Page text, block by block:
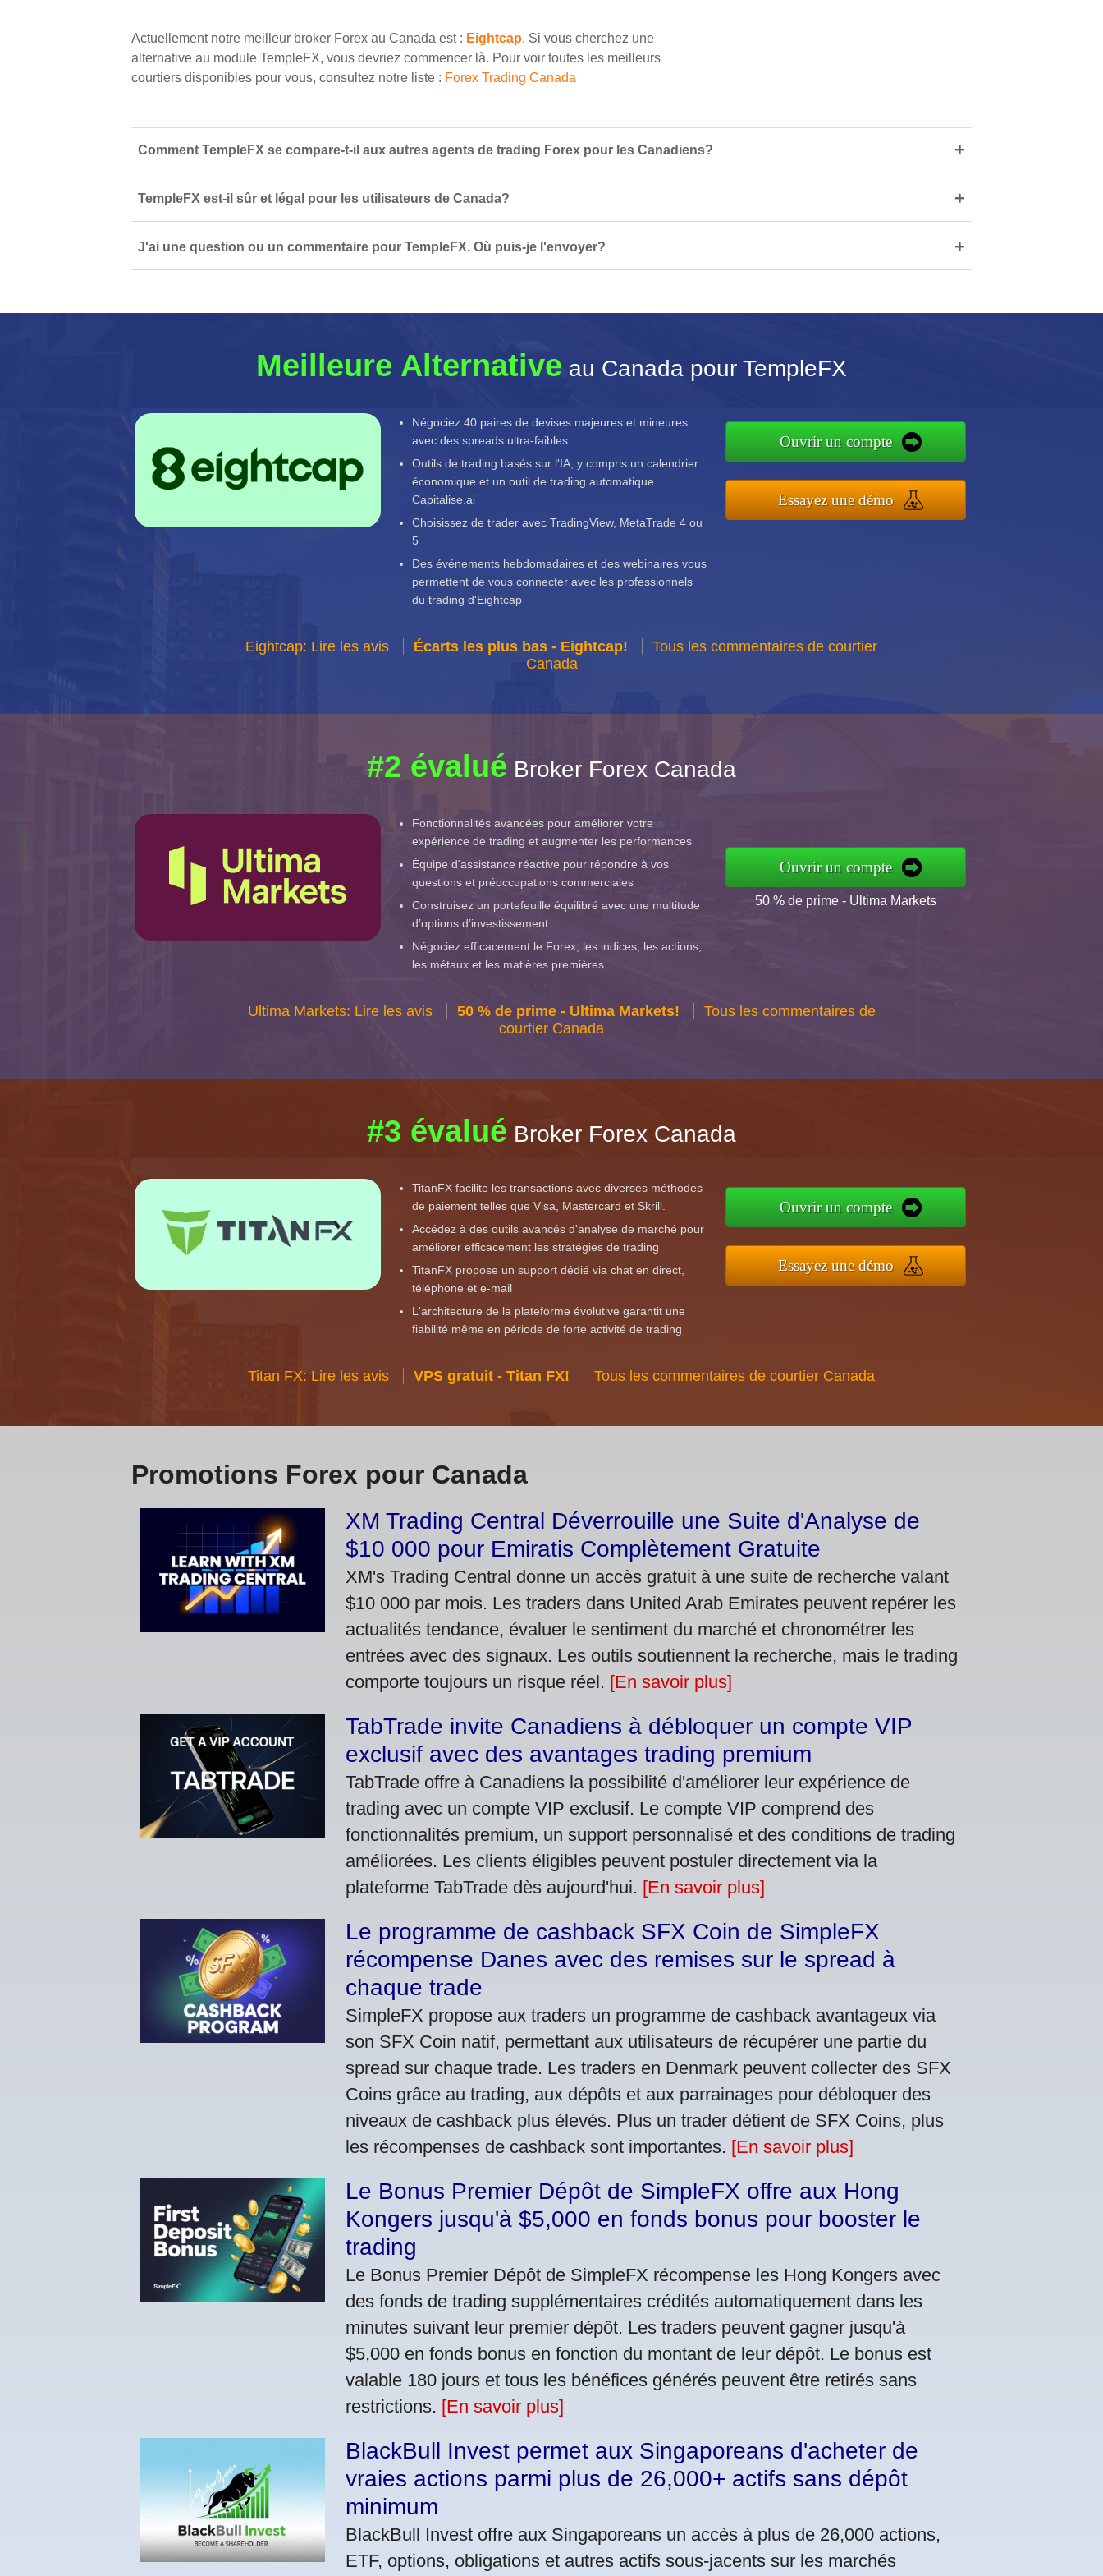
Actuellement notre meilleur broker Forex au Canada est : Eightcap. Si vous cherchez une
alternative au module TempleFX, vous devriez commencer là. Pour voir toutes les meilleurs
courtiers disponibles pour vous, consultez notre liste : Forex Trading Canada
Comment TempleFX se compare-t-il aux autres agents de trading Forex pour les Canadiens? +
TempleFX est-il sûr et légal pour les utilisateurs de Canada? +
J'ai une question ou un commentaire pour TempleFX. Où puis-je l'envoyer? +
Meilleure Alternative au Canada pour TempleFX
Négociez 40 paires de devises majeures et mineures
avec des spreads ultra-faibles
Outils de trading basés sur l'IA, y compris un calendrier
économique et un outil de trading automatique
Capitalise.ai
Choisissez de trader avec TradingView, MetaTrade 4 ou
5
Des événements hebdomadaires et des webinaires vous
permettent de vous connecter avec les professionnels
du trading d'Eightcap
Ouvrir un compte
Essayez une démo
Eightcap: Lire les avis Écarts les plus bas - Eightcap!
Tous les commentaires de courtier
Canada
#2 évalué Broker Forex Canada
Fonctionnalités avancées pour améliorer votre
expérience de trading et augmenter les performances
Équipe d'assistance réactive pour répondre à vos
questions et préoccupations commerciales
Construisez un portefeuille équilibré avec une multitude
d’options d’investissement
Négociez efficacement le Forex, les indices, les actions,
les métaux et les matières premières
Ouvrir un compte
50 % de prime - Ultima Markets
Ultima Markets: Lire les avis 50 % de prime - Ultima Markets!
Tous les commentaires de
courtier Canada
#3 évalué Broker Forex Canada
TitanFX facilite les transactions avec diverses méthodes
de paiement telles que Visa, Mastercard et Skrill.
Accédez à des outils avancés d'analyse de marché pour
améliorer efficacement les stratégies de trading
TitanFX propose un support dédié via chat en direct,
téléphone et e-mail
L'architecture de la plateforme évolutive garantit une
fiabilité même en période de forte activité de trading
Ouvrir un compte
Essayez une démo
Titan FX: Lire les avis VPS gratuit - Titan FX! Tous les commentaires de courtier Canada
Promotions Forex pour Canada
XM Trading Central Déverrouille une Suite d'Analyse de
$10 000 pour Emiratis Complètement Gratuite
XM's Trading Central donne un accès gratuit à une suite de recherche valant
$10 000 par mois. Les traders dans United Arab Emirates peuvent repérer les
actualités tendance, évaluer le sentiment du marché et chronométrer les
entrées avec des signaux. Les outils soutiennent la recherche, mais le trading
comporte toujours un risque réel. [En savoir plus]
TabTrade invite Canadiens à débloquer un compte VIP
exclusif avec des avantages trading premium
TabTrade offre à Canadiens la possibilité d'améliorer leur expérience de
trading avec un compte VIP exclusif. Le compte VIP comprend des
fonctionnalités premium, un support personnalisé et des conditions de trading
améliorées. Les clients éligibles peuvent postuler directement via la
plateforme TabTrade dès aujourd'hui. [En savoir plus]
Le programme de cashback SFX Coin de SimpleFX
récompense Danes avec des remises sur le spread à
chaque trade
SimpleFX propose aux traders un programme de cashback avantageux via
son SFX Coin natif, permettant aux utilisateurs de récupérer une partie du
spread sur chaque trade. Les traders en Denmark peuvent collecter des SFX
Coins grâce au trading, aux dépôts et aux parrainages pour débloquer des
niveaux de cashback plus élevés. Plus un trader détient de SFX Coins, plus
les récompenses de cashback sont importantes. [En savoir plus]
Le Bonus Premier Dépôt de SimpleFX offre aux Hong
Kongers jusqu'à $5,000 en fonds bonus pour booster le
trading
Le Bonus Premier Dépôt de SimpleFX récompense les Hong Kongers avec
des fonds de trading supplémentaires crédités automatiquement dans les
minutes suivant leur premier dépôt. Les traders peuvent gagner jusqu'à
$5,000 en fonds bonus en fonction du montant de leur dépôt. Le bonus est
valable 180 jours et tous les bénéfices générés peuvent être retirés sans
restrictions. [En savoir plus]
BlackBull Invest permet aux Singaporeans d'acheter de
vraies actions parmi plus de 26,000+ actifs sans dépôt
minimum
BlackBull Invest offre aux Singaporeans un accès à plus de 26,000 actions,
ETF, options, obligations et autres actifs sous-jacents sur les marchés